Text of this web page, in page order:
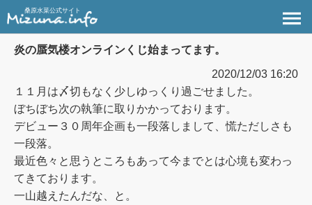
桑原水菜公式サイト
炎の蜃気楼オンラインくじ始まってます。
2020/12/03 16:20
１１月は〆切もなく少しゆっくり過ごせました。
ぼちぼち次の執筆に取りかかっております。
デビュー３０周年企画も一段落しまして、慌ただしさも
一段落。
最近色々と思うところもあって今までとは心境も変わっ
てきております。
一山越えたんだな、と。